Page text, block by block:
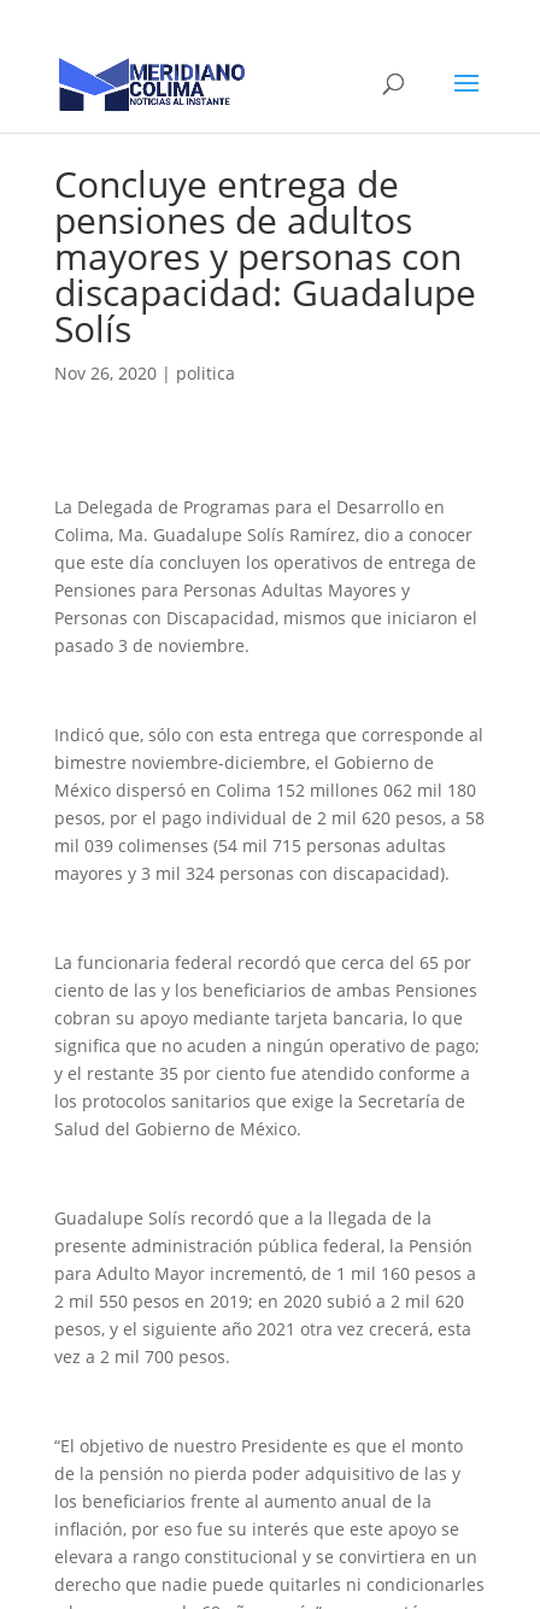
Concluye entrega de
pensiones de adultos
mayores y personas con
discapacidad: Guadalupe
Solís
Nov 26, 2020| politica
La Delegada de Programas para el Desarrollo en
Colima, Ma. Guadalupe Solís Ramírez, dio a conocer
que este día concluyen los operativos de entrega de
Pensiones para Personas Adultas Mayores y
Personas con Discapacidad, mismos que iniciaron el
pasado 3 de noviembre.
Indicó que, sólo con esta entrega que corresponde al
bimestre noviembre-diciembre, el Gobierno de
México dispersó en Colima 152 millones 062 mil 180
pesos, por el pago individual de 2 mil 620 pesos, a 58
mil 039 colimenses (54 mil 715 personas adultas
mayores y 3 mil 324 personas con discapacidad).
La funcionaria federal recordó que cerca del 65 por
ciento de las y los beneficiarios de ambas Pensiones
cobran su apoyo mediante tarjeta bancaria, lo que
significa que no acuden a ningún operativo de pago;
y el restante 35 por ciento fue atendido conforme a
los protocolos sanitarios que exige la Secretaría de
Salud del Gobierno de México.
Guadalupe Solís recordó que a la llegada de la
presente administración pública federal, la Pensión
para Adulto Mayor incrementó, de 1 mil 160 pesos a
2 mil 550 pesos en 2019; en 2020 subió a 2 mil 620
pesos, y el siguiente año 2021 otra vez crecerá, esta
vez a 2 mil 700 pesos.
“El objetivo de nuestro Presidente es que el monto
de la pensión no pierda poder adquisitivo de las y
los beneficiarios frente al aumento anual de la
inflación, por eso fue su interés que este apoyo se
elevara a rango constitucional y se convirtiera en un
derecho que nadie puede quitarles ni condicionarles